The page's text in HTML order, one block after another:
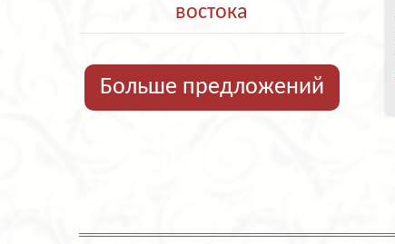
востока
Больше предложений